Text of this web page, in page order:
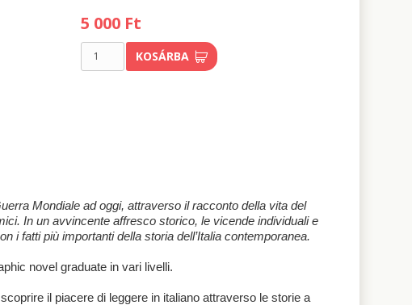
5 000 Ft
KOSÁRBA
Mondiale ad oggi, attraverso il racconto della vita del
In un avvincente affresco storico, le vicende individuali e
i fatti più importanti della storia dell’Italia contemporanea.
novel graduate in vari livelli.
il piacere di leggere in italiano attraverso le storie a